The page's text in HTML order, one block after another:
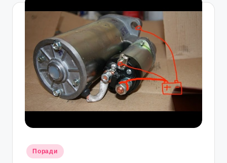
Опубліковано
у
Поради